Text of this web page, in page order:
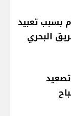
بسبب تعبيد
البحري